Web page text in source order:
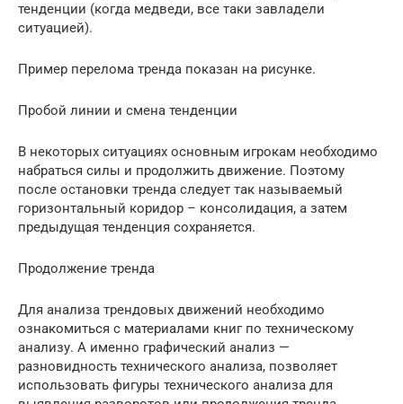
тенденции (когда медведи, все таки завладели
ситуацией).
Пример перелома тренда показан на рисунке.
Пробой линии и смена тенденции
В некоторых ситуациях основным игрокам необходимо
набраться силы и продолжить движение. Поэтому
после остановки тренда следует так называемый
горизонтальный коридор – консолидация, а затем
предыдущая тенденция сохраняется.
Продолжение тренда
Для анализа трендовых движений необходимо
ознакомиться с материалами книг по техническому
анализу. А именно графический анализ —
разновидность технического анализа, позволяет
использовать фигуры технического анализа для